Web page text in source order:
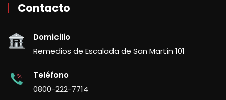
Contacto
Domicilio
Remedios de Escalada de San Martín 101
Teléfono
0800-222-7714